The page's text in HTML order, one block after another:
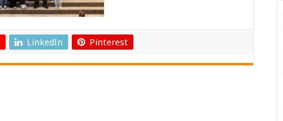
LinkedIn Pinterest